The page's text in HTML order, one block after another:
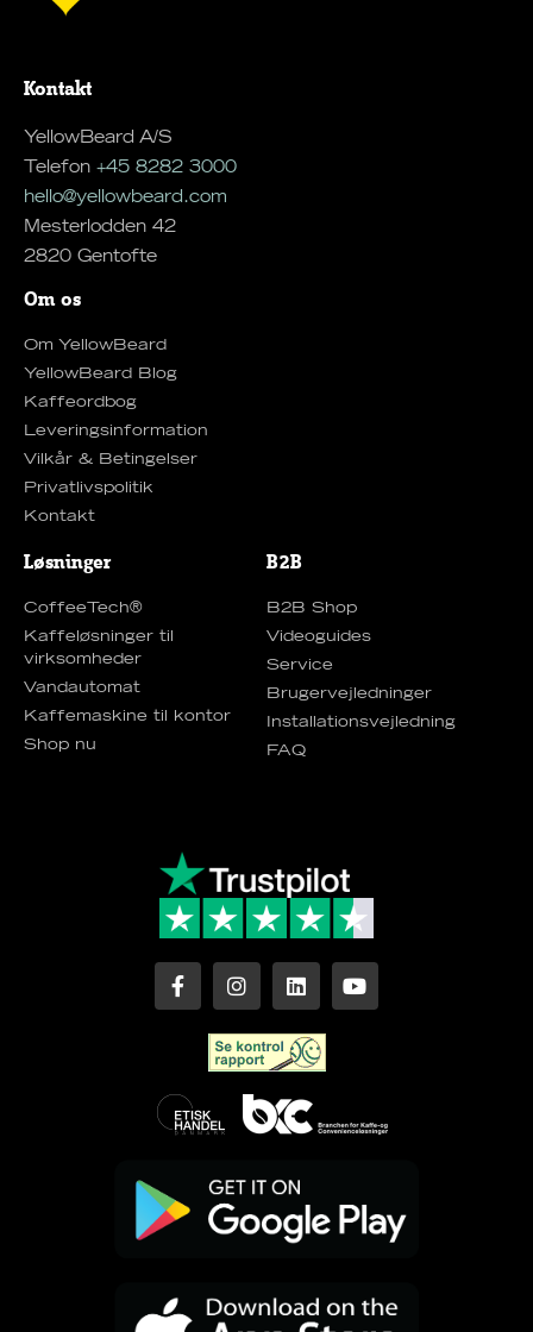
Kontakt
YellowBeard A/S
Telefon +45 8282 3000
hello@yellowbeard.com
Mesterlodden 42
2820 Gentofte
Om os
Om YellowBeard
YellowBeard Blog
Kaffeordbog
Leveringsinformation
Vilkår & Betingelser
Privatlivspolitik
Kontakt
Løsninger
CoffeeTech®
Kaffeløsninger til
virksomheder
Vandautomat
Kaffemaskine til kontor
Shop nu
B2B
B2B Shop
Videoguides
Service
Brugervejledninger
Installationsvejledning
FAQ